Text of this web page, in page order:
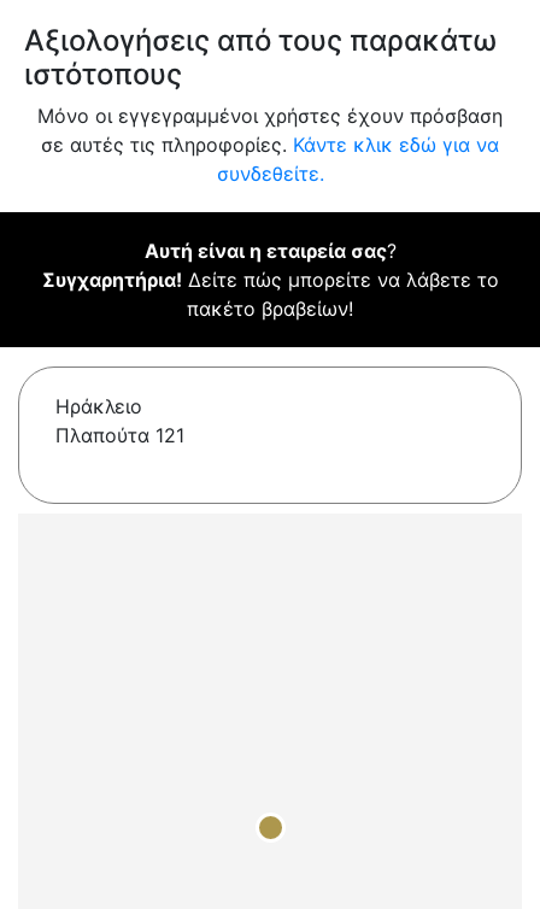
Αξιολογήσεις από τους παρακάτω
ιστότοπους
Μόνο οι εγγεγραμμένοι χρήστες έχουν πρόσβαση
σε αυτές τις πληροφορίες. Κάντε κλικ εδώ για να
συνδεθείτε.
Αυτή είναι η εταιρεία σας?
Συγχαρητήρια! Δείτε πώς μπορείτε να λάβετε το
πακέτο βραβείων!
Ηράκλειο
Πλαπούτα 121